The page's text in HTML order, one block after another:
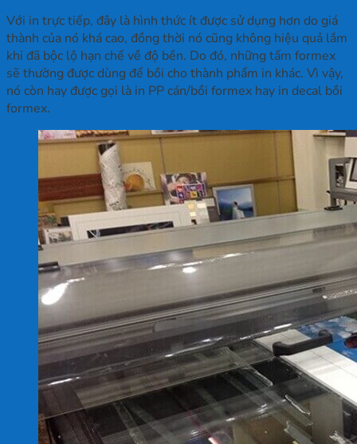
Với in trực tiếp, đây là hình thức ít được sử dụng hơn do giá
thành của nó khá cao, đồng thời nó cũng không hiệu quả lắm
khi đã bộc lộ hạn chế về độ bền. Do đó, những tấm formex
sẽ thường được dùng để bồi cho thành phẩm in khác. Vì vậy,
nó còn hay được gọi là in PP cán/bồi formex hay in decal bồi
formex.